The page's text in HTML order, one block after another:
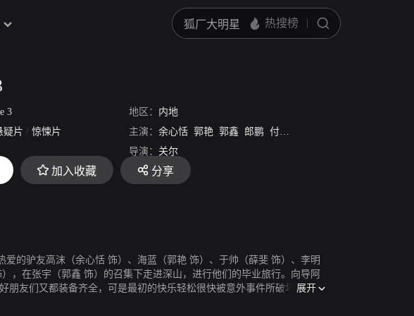
3 地区： 内地
疑片 / 惊悚片 主演： 余心恬 郭艳 郭鑫 郎鹏 付曼
导演： 关尔
加入收藏 分享
爱的驴友高沫（余心恬 饰）、海蓝（郭艳 饰）、于帅（薛斐 饰）、李明
，在张宇（郭鑫 饰）的召集下走进深山，进行他们的毕业旅行。向导阿
朋友们又都装备齐全，可是最初的快乐轻松很快被意外事件所破坏。明哲
展开